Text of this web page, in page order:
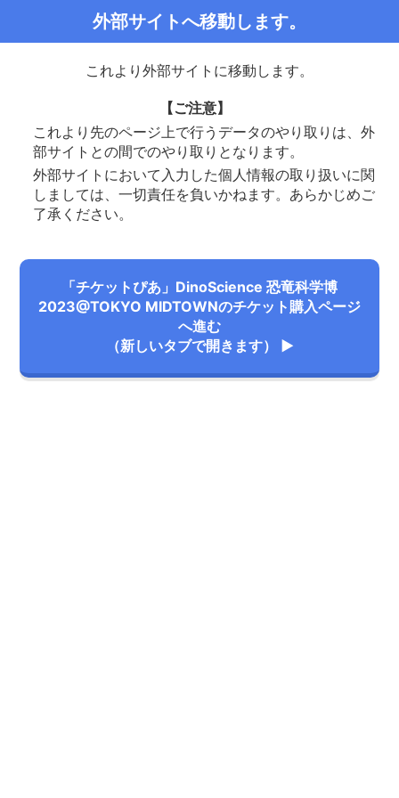
外部サイトへ移動します。
これより外部サイトに移動します。
【ご注意】
これより先のページ上で行うデータのやり取りは、外
部サイトとの間でのやり取りとなります。
外部サイトにおいて入力した個人情報の取り扱いに関
しましては、一切責任を負いかねます。あらかじめご
了承ください。
「チケットぴあ」DinoScience 恐竜科学博
2023@TOKYO MIDTOWNのチケット購入ページ
へ進む
（新しいタブで開きます） ▶